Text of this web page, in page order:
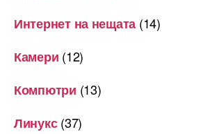
Интернет на нещата (14)
Камери (12)
Компютри (13)
Линукс(37)